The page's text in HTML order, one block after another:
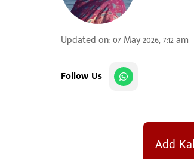
Updated on:07 May 2026, 7:12 am
Follow Us
Add